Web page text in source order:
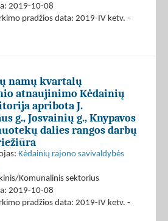
2019-10-08
pradžios data: 2019-IV ketv. -
namų kvartalų
atnaujinimo Kėdainių
apribota J.
g., Josvainių g., Knypavos
dalies rangos darbų
Kėdainių rajono savivaldybės
Komunalinis sektorius
2019-10-08
pradžios data: 2019-IV ketv. -